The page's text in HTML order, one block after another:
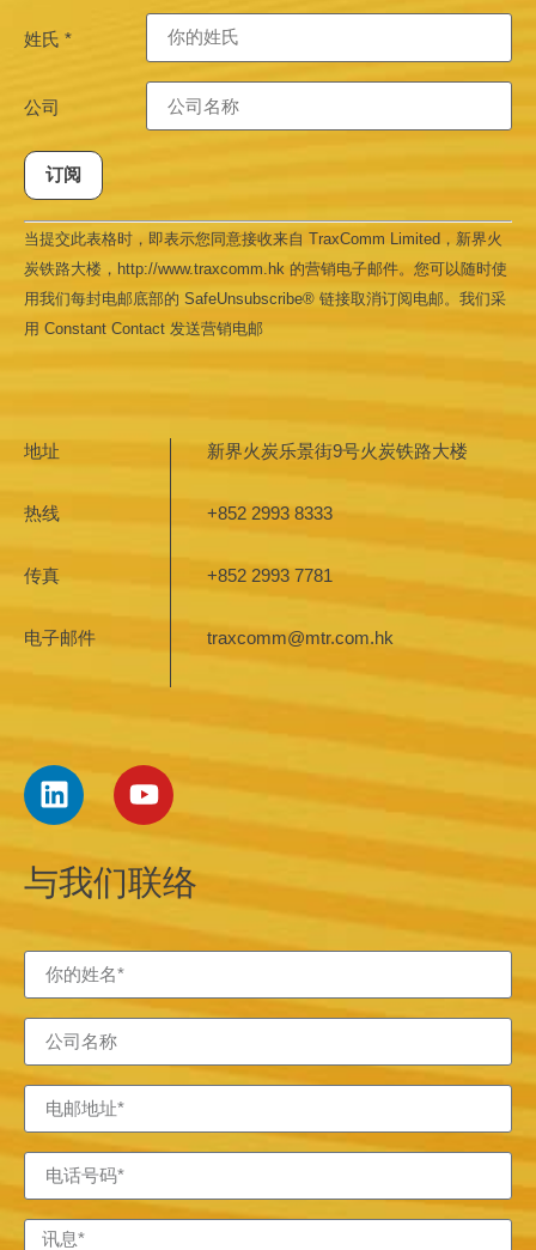
姓氏 *
公司
Constant
Contact
Use.
Please
leave
this field
blank.
当提交此表格时，即表示您同意接收来自 TraxComm Limited，新界火
炭铁路大楼，http://www.traxcomm.hk 的营销电子邮件。您可以随时使
用我们每封电邮底部的 SafeUnsubscribe® 链接取消订阅电邮。我们采
用 Constant Contact 发送营销电邮
地址 新界火炭乐景街9号火炭铁路大楼
热线 +852 2993 8333
传真 +852 2993 7781
电子邮件 traxcomm@mtr.com.hk
与我们联络